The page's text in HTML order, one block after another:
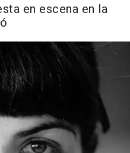
en escena en la